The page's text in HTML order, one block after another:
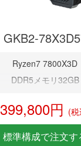
GKB2-
Ryzen7 7800X3D
DDR5メモリ32GB
NVMeSSD 1TB
無線LAN Bluetooth対
399,800円 (
標準構成で注文す